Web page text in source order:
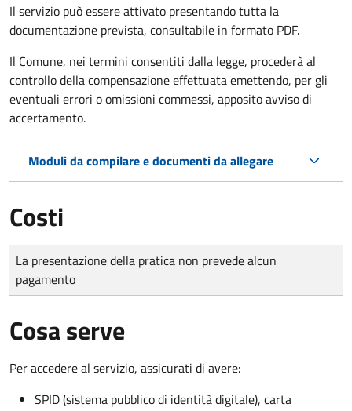
Il servizio può essere attivato presentando tutta la
documentazione prevista, consultabile in formato PDF.
Il Comune, nei termini consentiti dalla legge, procederà al
controllo della compensazione effettuata emettendo, per gli
eventuali errori o omissioni commessi, apposito avviso di
accertamento.
Moduli da compilare e documenti da allegare
Costi
Tipo di pagamento
Importo
La presentazione della pratica non prevede alcun
pagamento
Cosa serve
Per accedere al servizio, assicurati di avere:
SPID (sistema pubblico di identità digitale), carta